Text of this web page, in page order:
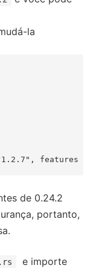
la
de 0.24.2
portanto,
e importe